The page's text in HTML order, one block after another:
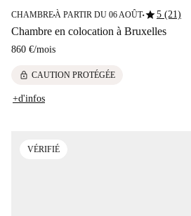
CHAMBRE■À PARTIR DU 06 AOÛT■star5 (21)
Chambre en colocation à Bruxelles
860 €/mois
lock CAUTION PROTÉGÉE
+d'infos
VÉRIFIÉ